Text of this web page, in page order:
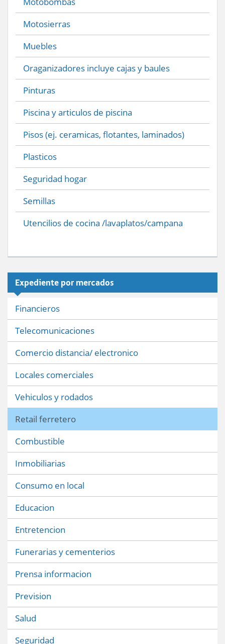
Motosierras
Muebles
Oraganizadores incluye cajas y baules
Pinturas
Piscina y articulos de piscina
Pisos (ej. ceramicas, flotantes, laminados)
Plasticos
Seguridad hogar
Semillas
Utencilios de cocina /lavaplatos/campana
Expediente por mercados
Financieros
Telecomunicaciones
Comercio distancia/ electronico
Locales comerciales
Vehiculos y rodados
Retail ferretero
Combustible
Inmobiliarias
Consumo en local
Educacion
Entretencion
Funerarias y cementerios
Prensa informacion
Prevision
Salud
Seguridad